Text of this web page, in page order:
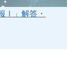
Ⅰ」解答・